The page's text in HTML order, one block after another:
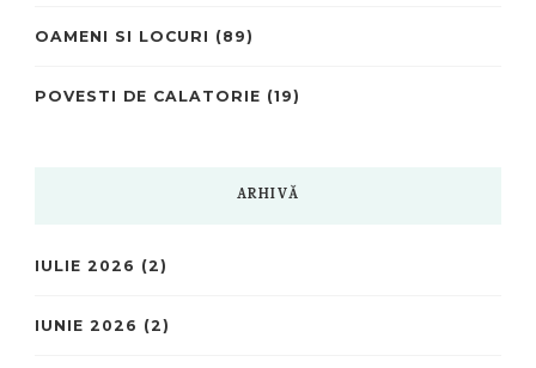
OAMENI SI LOCURI (89)
POVESTI DE CALATORIE (19)
ARHIVĂ
IULIE 2026 (2)
IUNIE 2026 (2)